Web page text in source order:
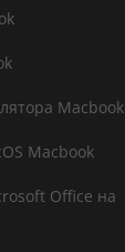
Macbook
Macbook
Office на